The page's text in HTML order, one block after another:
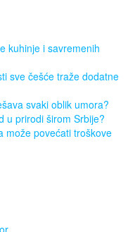
kuhinje i savremenih
sve češće traže dodatne
svaki oblik umora?
u prirodi širom Srbije?
može povećati troškove